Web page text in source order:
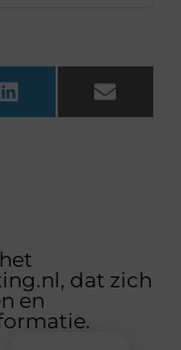
LinkedInEmail
dat zich
en